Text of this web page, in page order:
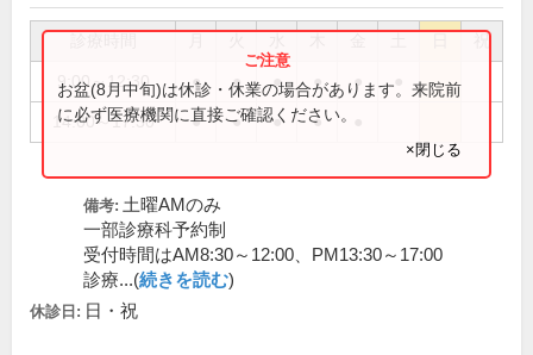
祝
9:00～12:30 ● ● ● ● ●
14:00～17:30 ● ● ● ●
お盆(8月中旬)は休診・休業の場合があります。来院前
に必ず医療機関に直接ご確認ください。
×閉じる
備考: 土曜AMのみ
一部診療科予約制
受付時間はAM8:30～12:00、PM13:30～17:00
診療...(続きを読む)
休診日: 日・祝